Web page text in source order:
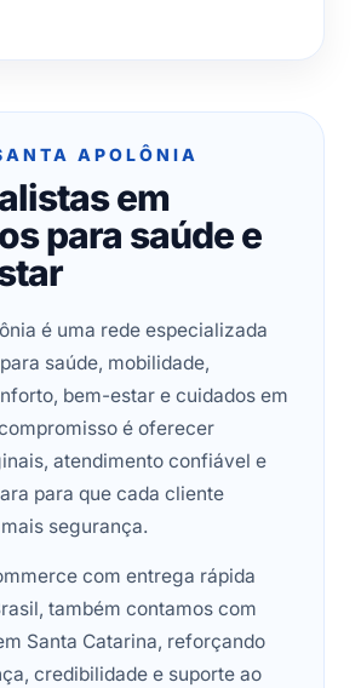
APOLÔNIA
em
para saúde e
é uma rede especializada
saúde, mobilidade,
bem-estar e cuidados em
é oferecer
atendimento confiável e
para que cada cliente
segurança.
com entrega rápida
também contamos com
Santa Catarina, reforçando
credibilidade e suporte ao